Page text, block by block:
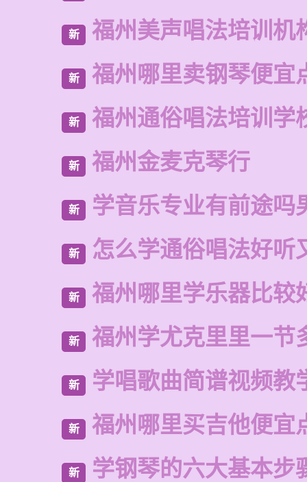
新 福州美声唱法培训机
新 福州哪里卖钢琴便宜
新 福州通俗唱法培训学
新 福州金麦克琴行
新 学音乐专业有前途吗
新 怎么学通俗唱法好听
新 福州哪里学乐器比较
新 福州学尤克里里一节
新 学唱歌曲简谱视频教
新 福州哪里买吉他便宜
新 学钢琴的六大基本步